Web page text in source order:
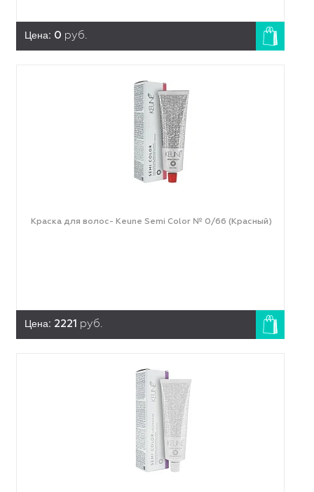
Цена: 0 руб.
Краска для волос- Keune Semi Color № 0/66 (Красный)
Цена: 2221 руб.